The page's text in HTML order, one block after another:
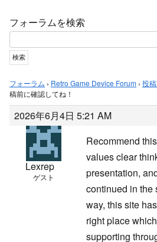
フォーラムを検索
フォーラム › Retro Game Device Forum › 投
稿前に確認してね！
2026年6月4日 5:21 AM
Lexrep
ゲスト
Recommend
values clear
presentation,
continued in the
way, this site
right place
supporting